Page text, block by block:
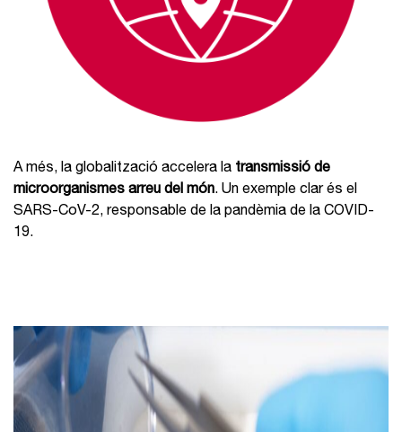
A més, la globalització accelera la transmissió de
microorganismes arreu del món . Un exemple clar és el
SARS-CoV-2, responsable de la pandèmia de la COVID-
19.